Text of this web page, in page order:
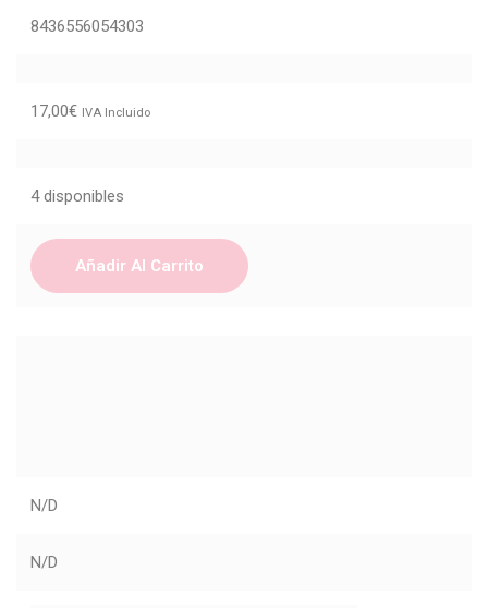
8436556054303
17,00€ IVA Incluido
4 disponibles
Añadir Al Carrito
N/D
N/D